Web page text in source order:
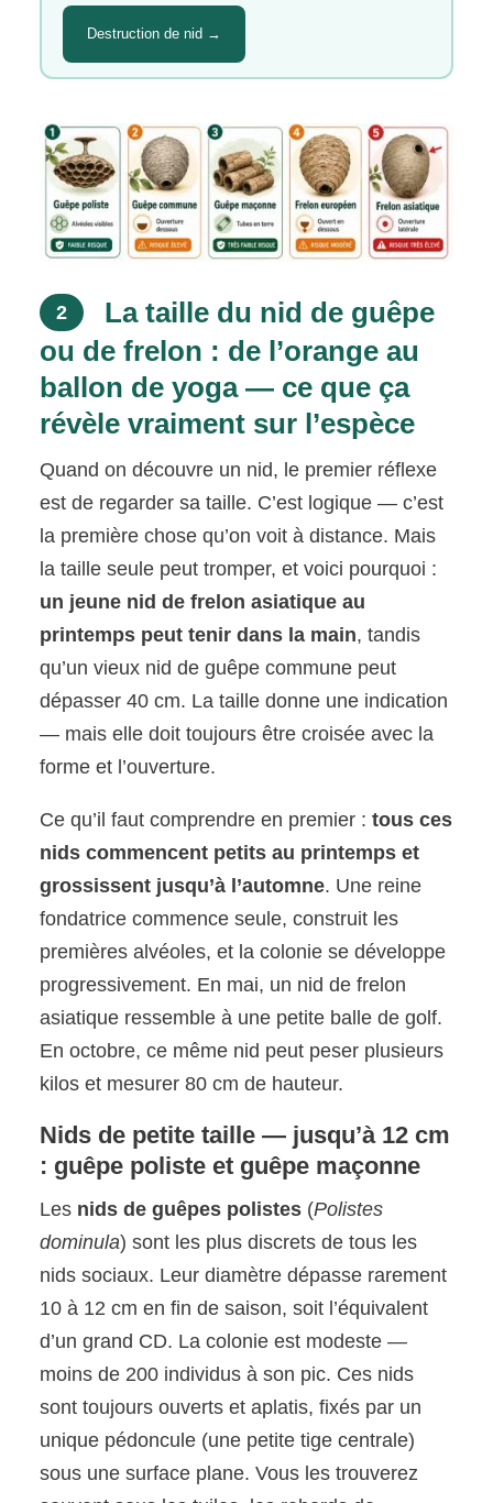
Destruction de nid →
2
La taille du nid de guêpe
ou de frelon : de l’orange au
ballon de yoga — ce que ça
révèle vraiment sur l’espèce
Quand on découvre un nid, le premier réflexe
est de regarder sa taille. C’est logique — c’est
la première chose qu’on voit à distance. Mais
la taille seule peut tromper, et voici pourquoi :
un jeune nid de frelon asiatique au
printemps peut tenir dans la main, tandis
qu’un vieux nid de guêpe commune peut
dépasser 40 cm. La taille donne une indication
— mais elle doit toujours être croisée avec la
forme et l’ouverture.
Ce qu’il faut comprendre en premier : tous ces
nids commencent petits au printemps et
grossissent jusqu’à l’automne. Une reine
fondatrice commence seule, construit les
premières alvéoles, et la colonie se développe
progressivement. En mai, un nid de frelon
asiatique ressemble à une petite balle de golf.
En octobre, ce même nid peut peser plusieurs
kilos et mesurer 80 cm de hauteur.
Nids de petite taille — jusqu’à 12 cm
: guêpe poliste et guêpe maçonne
Les nids de guêpes polistes(Polistes
dominula) sont les plus discrets de tous les
nids sociaux. Leur diamètre dépasse rarement
10 à 12 cm en fin de saison, soit l’équivalent
d’un grand CD. La colonie est modeste —
moins de 200 individus à son pic. Ces nids
sont toujours ouverts et aplatis, fixés par un
unique pédoncule (une petite tige centrale)
sous une surface plane. Vous les trouverez